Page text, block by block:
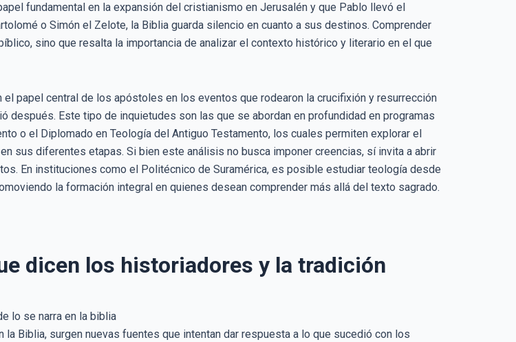
fundamental en la expansión del cristianismo en Jerusalén y que Pablo llevó el
o Simón el Zelote, la Biblia guarda silencio en cuanto a sus destinos. Comprender
sino que resalta la importancia de analizar el contexto histórico y literario en el que
el papel central de los apóstoles en los eventos que rodearon la crucifixión y resurrección
después. Este tipo de inquietudes son las que se abordan en profundidad en programas
o el Diplomado en Teología del Antiguo Testamento, los cuales permiten explorar el
sus diferentes etapas. Si bien este análisis no busca imponer creencias, sí invita a abrir
En instituciones como el Politécnico de Suramérica, es posible estudiar teología desde
la formación integral en quienes desean comprender más allá del texto sagrado.
dicen los historiadores y la tradición
Biblia, surgen nuevas fuentes que intentan dar respuesta a lo que sucedió con los